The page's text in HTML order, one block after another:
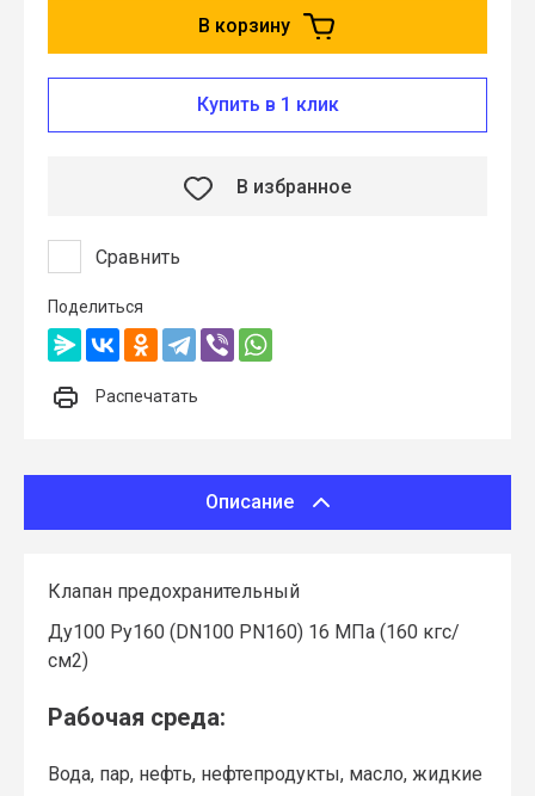
В корзину
Купить в 1 клик
Сравнить
В избранное
Поделиться
Распечатать
Описание
Клапан предохранительный
Ду100 Ру160 (DN100 PN160) 16 МПа (160 кгс/
см2)
Рабочая среда:
Вода, пар, нефть, нефтепродукты, масло, жидкие